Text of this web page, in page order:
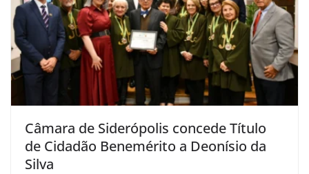
Câmara de Siderópolis concede Título
de Cidadão Benemérito a Deonísio da
Silva